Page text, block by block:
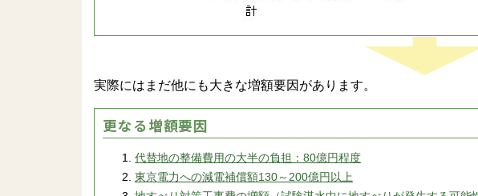
実際にはまだ他にも大きな増額要因があります。
更なる増額要因
代替地の整備費用の大半の負担：80億円程度
東京電力への減電補償額130～200億円以上